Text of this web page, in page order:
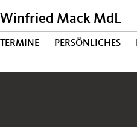
Winfried Mack MdL
TERMINE PERSÖNLICHES